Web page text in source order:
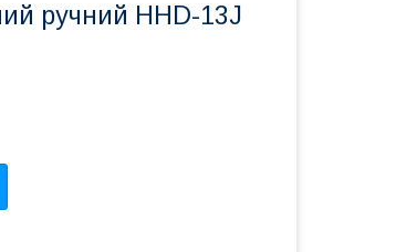
ручний HHD-13J